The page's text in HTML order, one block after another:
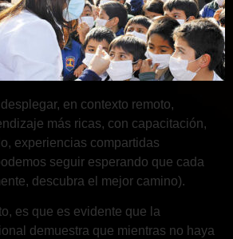
en contexto remoto,
más ricas, con capacitación,
experiencias compartidas
seguir esperando que cada
descubra el mejor camino).
es que es evidente que la
demuestra que mientras no haya